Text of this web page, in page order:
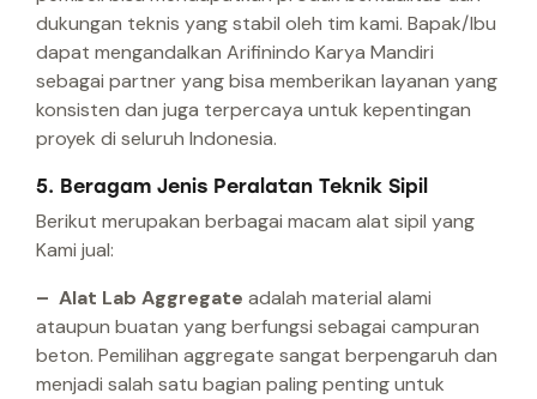
dukungan teknis yang stabil oleh tim kami. Bapak/Ibu
dapat mengandalkan Arifinindo Karya Mandiri
sebagai partner yang bisa memberikan layanan yang
konsisten dan juga terpercaya untuk kepentingan
proyek di seluruh Indonesia.
5. Beragam Jenis Peralatan Teknik Sipil
Berikut merupakan berbagai macam alat sipil yang
Kami jual:
– Alat Lab Aggregate adalah material alami
ataupun buatan yang berfungsi sebagai campuran
beton. Pemilihan aggregate sangat berpengaruh dan
menjadi salah satu bagian paling penting untuk